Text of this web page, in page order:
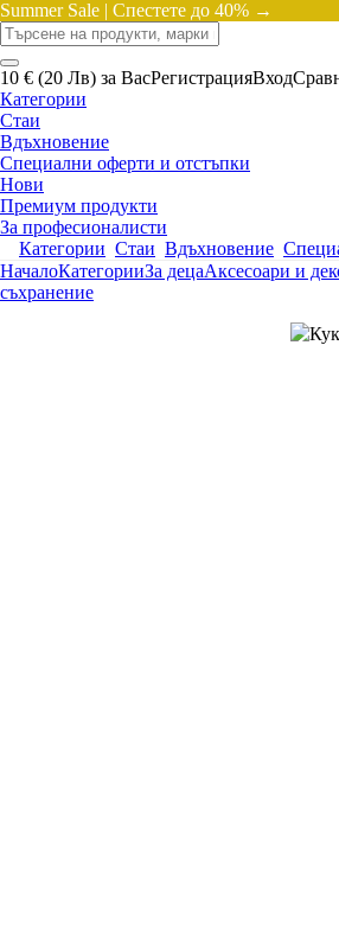
Summer Sale | Спестете до 40% →
10 € (20 Лв) за ВасРегистрацияВход
Категории
Стаи
Вдъхновение
Специални оферти и отстъпки
Нови
Премиум продукти
За професионалисти
Категории Стаи Вдъхновение
НачалоКатегорииЗа децаАксесоари и
съхранение